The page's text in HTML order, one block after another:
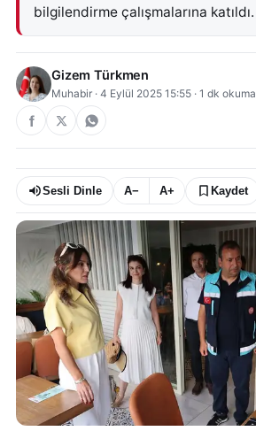
bilgilendirme çalışmalarına katıldı.
Gizem Türkmen
Muhabir · 4 Eylül 2025 15:55 · 1 dk okuma
Sesli Dinle A− A+ Kaydet